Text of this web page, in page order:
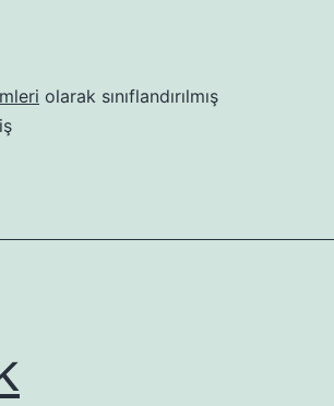
olarak sınıflandırılmış